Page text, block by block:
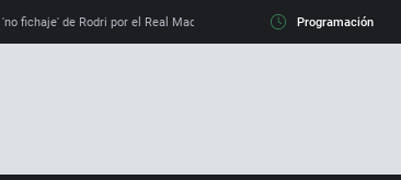
fichaje' de Rodri por el Real Madrid y su 'sí' al Barça La llamada
Programación